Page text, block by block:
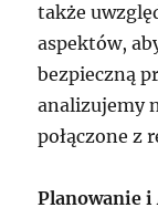
także
aspektów,
bezpieczną
analizujemy
połączone z
Planowanie i